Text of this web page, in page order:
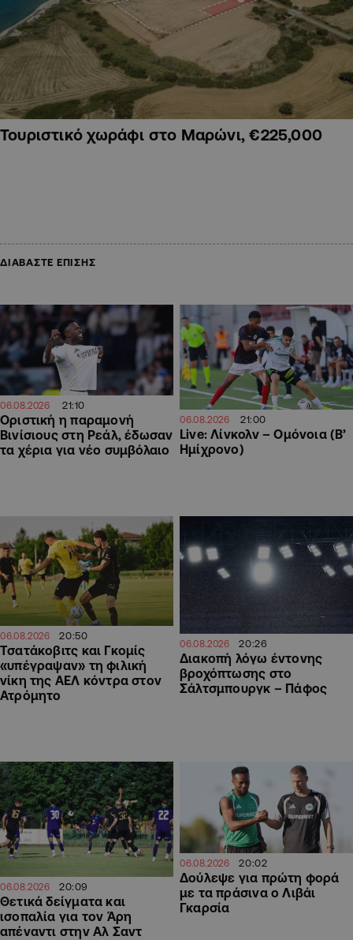
Τουριστικό χωράφι στο Μαρώνι, €225,000
ΔΙΑΒΑΣΤΕ ΕΠΙΣΗΣ
06.08.2026 21:10
Οριστική η παραμονή
Βινίσιους στη Ρεάλ, έδωσαν
τα χέρια για νέο συμβόλαιο
06.08.2026 21:00
Live: Λίνκολν – Ομόνοια (Β’
Ημίχρονο)
06.08.2026 20:50
Τσατάκοβιτς και Γκομίς
«υπέγραψαν» τη φιλική
νίκη της ΑΕΛ κόντρα στον
Ατρόμητο
06.08.2026 20:26
Διακοπή λόγω έντονης
βροχόπτωσης στο
Σάλτσμπουργκ – Πάφος
06.08.2026 20:09
Θετικά δείγματα και
ισοπαλία για τον Άρη
απέναντι στην Αλ Σαντ
06.08.2026 20:02
Δούλεψε για πρώτη φορά
με τα πράσινα ο Λιβάι
Γκαρσία